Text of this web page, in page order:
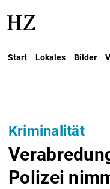
Start Lokales Bilder
Kriminalität
Polizei